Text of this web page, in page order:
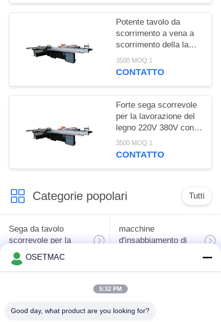
Potente tavolo da
scorrimento a vena a
scorrimento della lama
da lama da 8000
giri/min con porta di
V/380 V
3500 MOQ:1
CONTATTO
Forte sega scorrevole
per la lavorazione del
legno 220V 380V con
300 mm di diametro
della lama
3500 MOQ:1
CONTATTO
Categorie popolari Tutti
Sega da tavolo
scorrevole per la
lavorazione del legno
macchine
d'insabbiamento di
stampa di
OSETMAC
5:32 PM
Good day, what product are you looking for?